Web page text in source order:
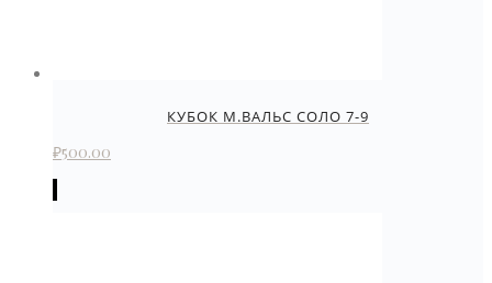
КУБОК М.ВАЛЬС СОЛО 7-9
₽500.00